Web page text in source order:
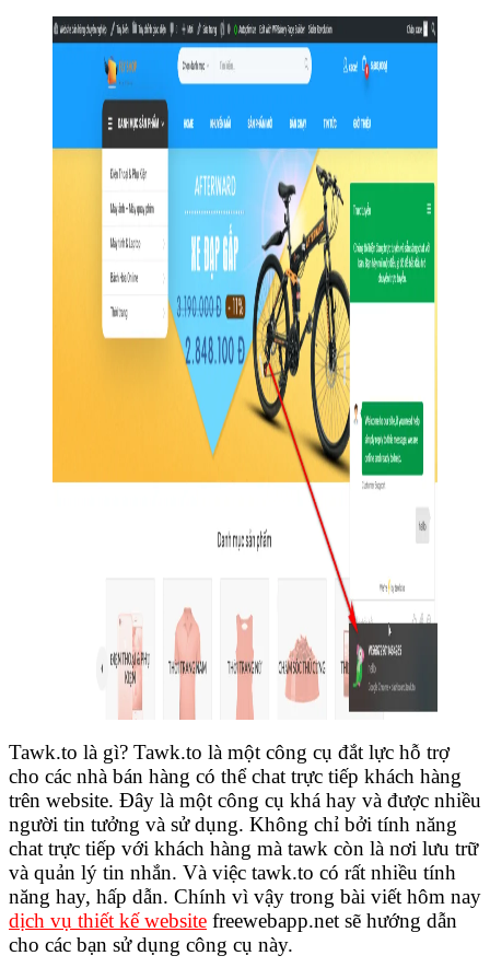
Tawk.to là gì? Tawk.to là một công cụ đắt lực hỗ trợ
cho các nhà bán hàng có thể chat trực tiếp khách hàng
trên website. Đây là một công cụ khá hay và được nhiều
người tin tưởng và sử dụng. Không chỉ bởi tính năng
chat trực tiếp với khách hàng mà tawk còn là nơi lưu trữ
và quản lý tin nhắn. Và việc tawk.to có rất nhiều tính
năng hay, hấp dẫn. Chính vì vậy trong bài viết hôm nay
dịch vụ thiết kế website freewebapp.net sẽ hướng dẫn
cho các bạn sử dụng công cụ này.